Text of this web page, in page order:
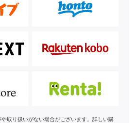
取り扱いがない場合がございます。詳しい購